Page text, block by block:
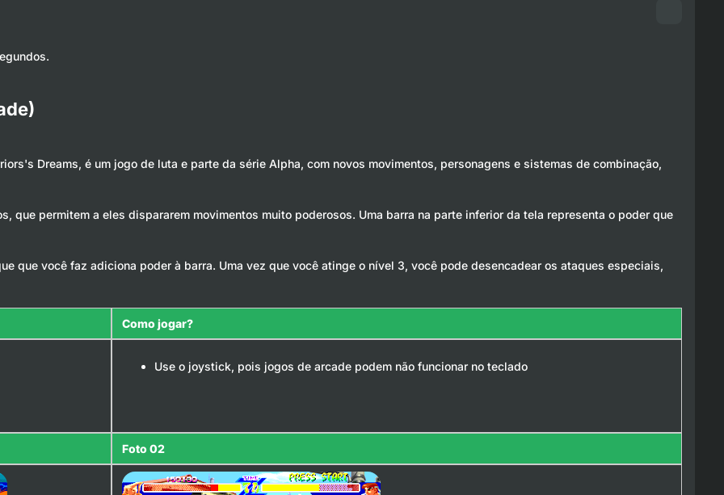
Dreams, é um jogo de luta e parte da série Alpha, com novos movimentos, personagens e sistemas de combinação,
que permitem a eles dispararem movimentos muito poderosos. Uma barra na parte inferior da tela representa o poder que
que você faz adiciona poder à barra. Uma vez que você atinge o nível 3, você pode desencadear os ataques especiais,
Como jogar?
Use o joystick, pois jogos de arcade podem não funcionar no teclado
Foto 02